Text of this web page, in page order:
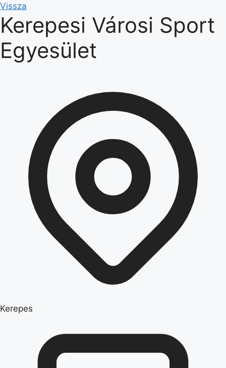
Kilépés
a
tartalomba
Vissza
Kerepesi Városi Sport
Egyesület
Kerepes